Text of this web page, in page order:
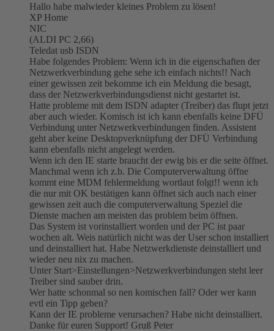
Hallo habe malwieder kleines Problem zu lösen!
XP Home
NIC
(ALDI PC 2,66)
Teledat usb ISDN
Habe folgendes Problem: Wenn ich in die eigenschaften der
Netzwerkverbindung gehe sehe ich einfach nichts!! Nach
einer gewissen zeit bekomme ich ein Meldung die besagt,
dass der Netzwerkverbindungsdienst nicht gestartet ist.
Hatte probleme mit dem ISDN adapter (Treiber) das flupt jetzt
aber auch wieder. Komisch ist ich kann ebenfalls keine DFÜ
Verbindung unter Netzwerkverbindungen finden. Assistent
geht aber keine Desktopverknüpfung der DFÜ Verbindung
kann ebenfalls nicht angelegt werden.
Wenn ich den IE starte braucht der ewig bis er die seite öffnet.
Manchmal wenn ich z.b. Die Computerverwaltung öffne
kommt eine MDM fehlermeldung wortlaut folgt!! wenn ich
die nur mit OK bestätigen kann öffnet sich auch nach einer
gewissen zeit auch die computerverwaltung Speziel die
Dienste machen am meisten das problem beim öffnen.
Das System ist vorinstalliert worden und der PC ist paar
wochen alt. Weis natürlich nicht was der User schon installiert
und deinstalliert hat. Habe Netzwerkdienste deinstalliert und
wieder neu nix zu machen.
Unter Start>Einstellungen>Netzwerkverbindungen steht leer
Treiber sind sauber drin.
Wer hatte schonmal so nen komischen fall? Oder wer kann
evtl ein Tipp geben?
Kann der IE probleme verursachen? Habe nicht deinstalliert.
Danke für euren Support! Gruß Peter